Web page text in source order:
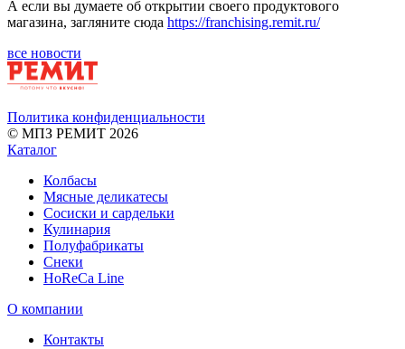
А если вы думаете об открытии своего продуктового
магазина, загляните сюда https://franchising.remit.ru/
все новости
Политика конфиденциальности
© МПЗ РЕМИТ 2026
Каталог
Колбасы
Мясные деликатесы
Сосиски и сардельки
Кулинария
Полуфабрикаты
Снеки
HoReCa Line
О компании
Контакты